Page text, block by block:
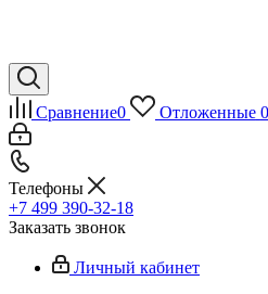
Сравнение0 Отложенные 0
Телефоны
+7 499 390-32-18
Заказать звонок
Личный кабинет